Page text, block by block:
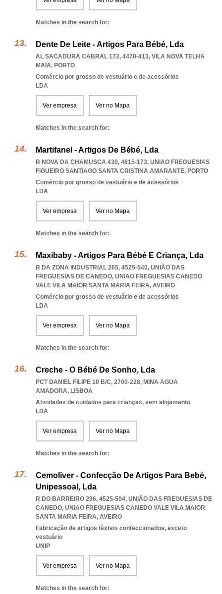
Matches in the search for:
Dente De Leite - Artigos Para Bébé, Lda
AL SACADURA CABRAL 172, 4470-413, VILA NOVA TELHA
MAIA, PORTO
Comércio por grosso de vestuário e de acessórios
LDA
Ver empresa Ver no Mapa
Matches in the search for:
Martifanel - Artigos De Bébé, Lda
R NOVA DA CHAMUSCA 430, 4615-173, UNIAO FREGUESIAS
FIGUEIRO SANTIAGO SANTA CRISTINA AMARANTE, PORTO
Comércio por grosso de vestuário e de acessórios
LDA
Ver empresa Ver no Mapa
Matches in the search for:
Maxibaby - Artigos Para Bébé E Criança, Lda
R DA ZONA INDUSTRIAL 265, 4525-540, UNIÃO DAS
FREGUESIAS DE CANEDO, UNIAO FREGUESIAS CANEDO
VALE VILA MAIOR SANTA MARIA FEIRA, AVEIRO
Comércio por grosso de vestuário e de acessórios
LDA
Ver empresa Ver no Mapa
Matches in the search for:
Creche - O Bébé De Sonho, Lda
PCT DANIEL FILIPE 10 B/C, 2700-228, MINA AGUA
AMADORA, LISBOA
Atividades de cuidados para crianças, sem alojamento
LDA
Ver empresa Ver no Mapa
Matches in the search for:
Cemoliver - Confecção De Artigos Para Bebé,
Unipessoal, Lda
R DO BARREIRO 296, 4525-504, UNIÃO DAS FREGUESIAS DE
CANEDO, UNIAO FREGUESIAS CANEDO VALE VILA MAIOR
SANTA MARIA FEIRA, AVEIRO
Fabricação de artigos têxteis confeccionados, exceto
vestuário
UNIP
Ver empresa Ver no Mapa
Matches in the search for: